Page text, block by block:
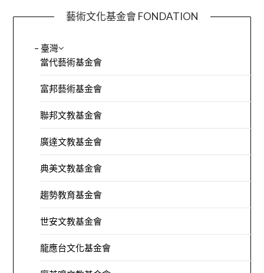
藝術文化基金會 FONDATION
– 臺灣
當代藝術基金會
富邦藝術基金會
聯邦文教基金會
廣達文教基金會
典美文教基金會
趨勢教育基金會
世安文教基金會
龍應台文化基金會